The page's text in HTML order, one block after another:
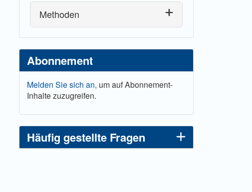
Methoden
Abonnement
Melden Sie sich an, um auf Abonnement-
Inhalte zuzugreifen.
Häufig gestellte Fragen